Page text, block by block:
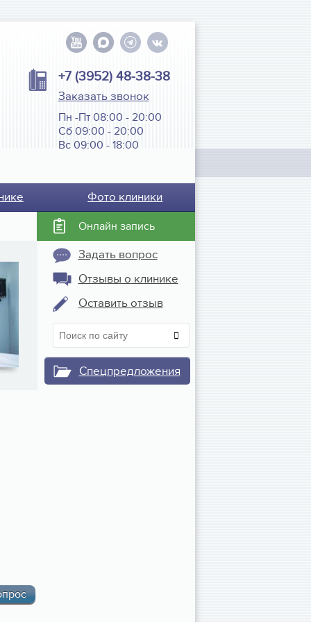
Заказать звонок
+7 (3952) 48-38-38
Пн -Пт 08:00 - 20:00
Сб 09:00 - 20:00
Вс 09:00 - 18:00
Фото клиники
Онлайн запись
Задать вопрос
Отзывы о клинике
Оставить отзыв
Спецпредложения